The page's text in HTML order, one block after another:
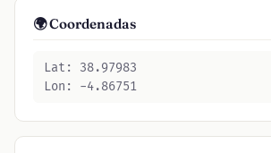
🌍 Coordenadas
Lat: 38.97983
Lon: -4.86751